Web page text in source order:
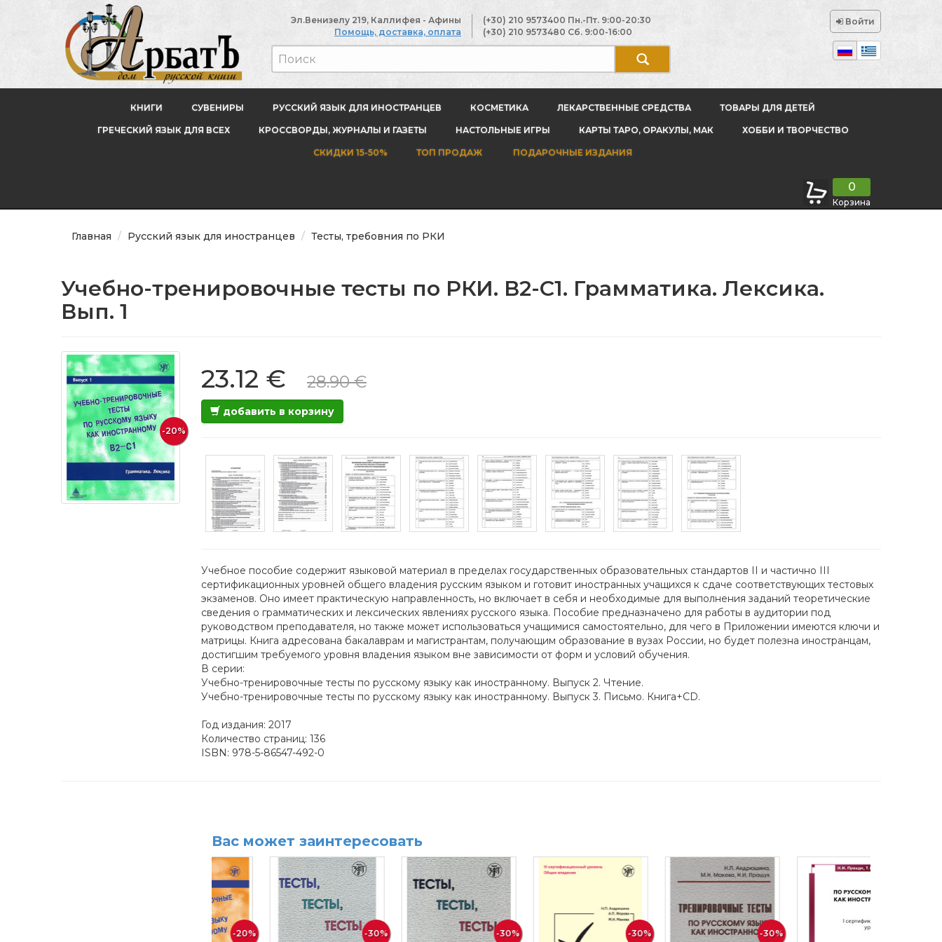
Эл.Венизелу 219, Каллифея - Афины
Помощь, доставка, оплата
(+30) 210 9573400 Пн.-Пт. 9:00-20:30
(+30) 210 9573480 Сб. 9:00-16:00
Войти
КНИГИ СУВЕНИРЫ РУССКИЙ ЯЗЫК ДЛЯ ИНОСТРАНЦЕВ КОСМЕТИКА ЛЕКАРСТВЕННЫЕ СРЕДСТВА ТОВАРЫ ДЛЯ ДЕТЕЙ
ГРЕЧЕСКИЙ ЯЗЫК ДЛЯ ВСЕХ КРОССВОРДЫ, ЖУРНАЛЫ И ГАЗЕТЫ НАСТОЛЬНЫЕ ИГРЫ КАРТЫ ТАРО, ОРАКУЛЫ, МАК ХОББИ И ТВОРЧЕСТВО
СКИДКИ 15-50% ТОП ПРОДАЖ ПОДАРОЧНЫЕ ИЗДАНИЯ
0
Корзина
Главная Русский язык для иностранцев Тесты, требовния по РКИ
Учебно-тренировочные тесты по РКИ. В2-С1. Грамматика. Лексика.
Вып. 1
-20%
23.12 € 28.90 €
добавить в корзину
Учебное пособие содержит языковой материал в пределах государственных образовательных стандартов II и частично III
сертификационных уровней общего владения русским языком и готовит иностранных учащихся к сдаче соответствующих тестовых
экзаменов. Оно имеет практическую направленность, но включает в себя и необходимые для выполнения заданий теоретические
сведения о грамматических и лексических явлениях русского языка. Пособие предназначено для работы в аудитории под
руководством преподавателя, но также может использоваться учащимися самостоятельно, для чего в Приложении имеются ключи и
матрицы. Книга адресована бакалаврам и магистрантам, получающим образование в вузах России, но будет полезна иностранцам,
достигшим требуемого уровня владения языком вне зависимости от форм и условий обучения.
В серии:
Учебно-тренировочные тесты по русскому языку как иностранному. Выпуск 2. Чтение.
Учебно-тренировочные тесты по русскому языку как иностранному. Выпуск 3. Письмо. Книга+CD.
Год издания: 2017
Количество страниц: 136
ISBN: 978-5-86547-492-0
Вас может заинтересовать
-30% -30% -30% -30% -30%